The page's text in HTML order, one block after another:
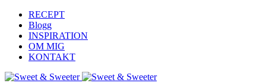
RECEPT
Blogg
INSPIRATION
OM MIG
KONTAKT